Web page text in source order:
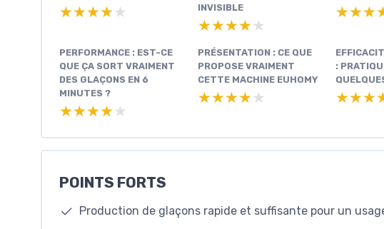
★★★★★
★★★★★
INVISIBLE
★★★★★
★★★★★
PERFORMANCE : EST-CE
QUE ÇA SORT VRAIMENT
DES GLAÇONS EN 6
MINUTES ?
★★★★★
★★★★★
PRÉSENTATION : CE QUE
PROPOSE VRAIMENT
CETTE MACHINE EUHOMY
★★★★★
★★★★★
:
POINTS FORTS
Production de glaçons rapide et suffisante pour un